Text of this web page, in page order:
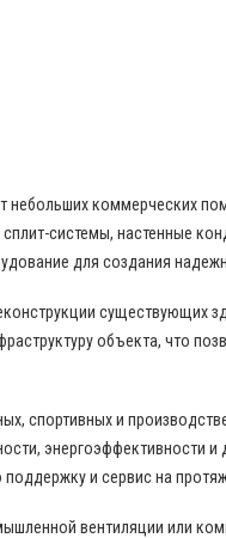
небольших коммерческих
системы, настенные
для создания
существующих
объекта, что
спортивных и
энергоэффективности
и сервис на
вентиляции или